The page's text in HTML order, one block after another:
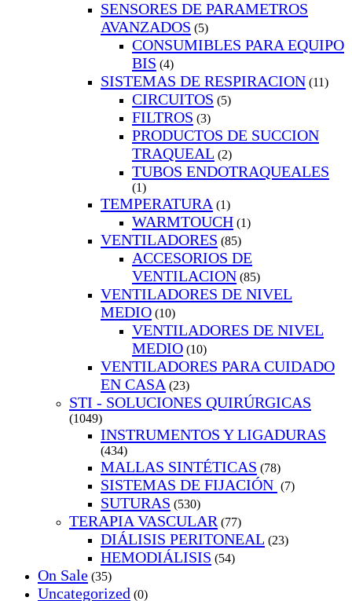
SENSORES DE PARAMETROS
AVANZADOS (5)
CONSUMIBLES PARA EQUIPO
BIS (4)
SISTEMAS DE RESPIRACION (11)
CIRCUITOS (5)
FILTROS (3)
PRODUCTOS DE SUCCION
TRAQUEAL (2)
TUBOS ENDOTRAQUEALES
(1)
TEMPERATURA (1)
WARMTOUCH (1)
VENTILADORES (85)
ACCESORIOS DE
VENTILACION (85)
VENTILADORES DE NIVEL
MEDIO (10)
VENTILADORES DE NIVEL
MEDIO (10)
VENTILADORES PARA CUIDADO
EN CASA (23)
STI - SOLUCIONES QUIRÚRGICAS
(1049)
INSTRUMENTOS Y LIGADURAS
(434)
MALLAS SINTÉTICAS (78)
SISTEMAS DE FIJACIÓN (7)
SUTURAS (530)
TERAPIA VASCULAR (77)
DIÁLISIS PERITONEAL (23)
HEMODIÁLISIS (54)
On Sale (35)
Uncategorized (0)